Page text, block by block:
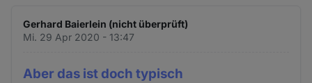
Gerhard Baierlein (nicht überprüft)
Mi. 29 Apr 2020 - 13:47
Aber das ist doch typisch